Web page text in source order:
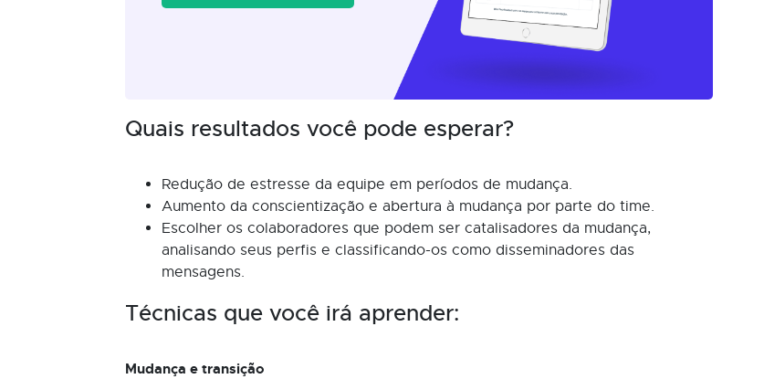
Quais resultados você pode esperar?
Redução de estresse da equipe em períodos de mudança.
Aumento da conscientização e abertura à mudança por parte do time.
Escolher os colaboradores que podem ser catalisadores da mudança,
analisando seus perfis e classificando-os como disseminadores das
mensagens.
Técnicas que você irá aprender:
Mudança e transição